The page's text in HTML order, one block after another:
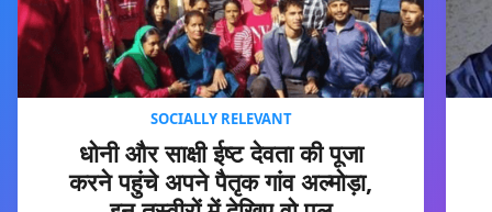
SOCIALLY RELEVANT
धोनी और साक्षी ईष्ट देवता की पूजा
करने पहुंचे अपने पैतृक गांव अल्मोड़ा,